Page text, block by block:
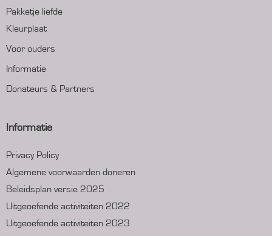
Pakketje liefde
Kleurplaat
Voor ouders
Informatie
Donateurs & Partners
Informatie
Privacy Policy
Algemene voorwaarden doneren
Beleidsplan versie 2025
Uitgeoefende activiteiten 2022
Uitgeoefende activiteiten 2023